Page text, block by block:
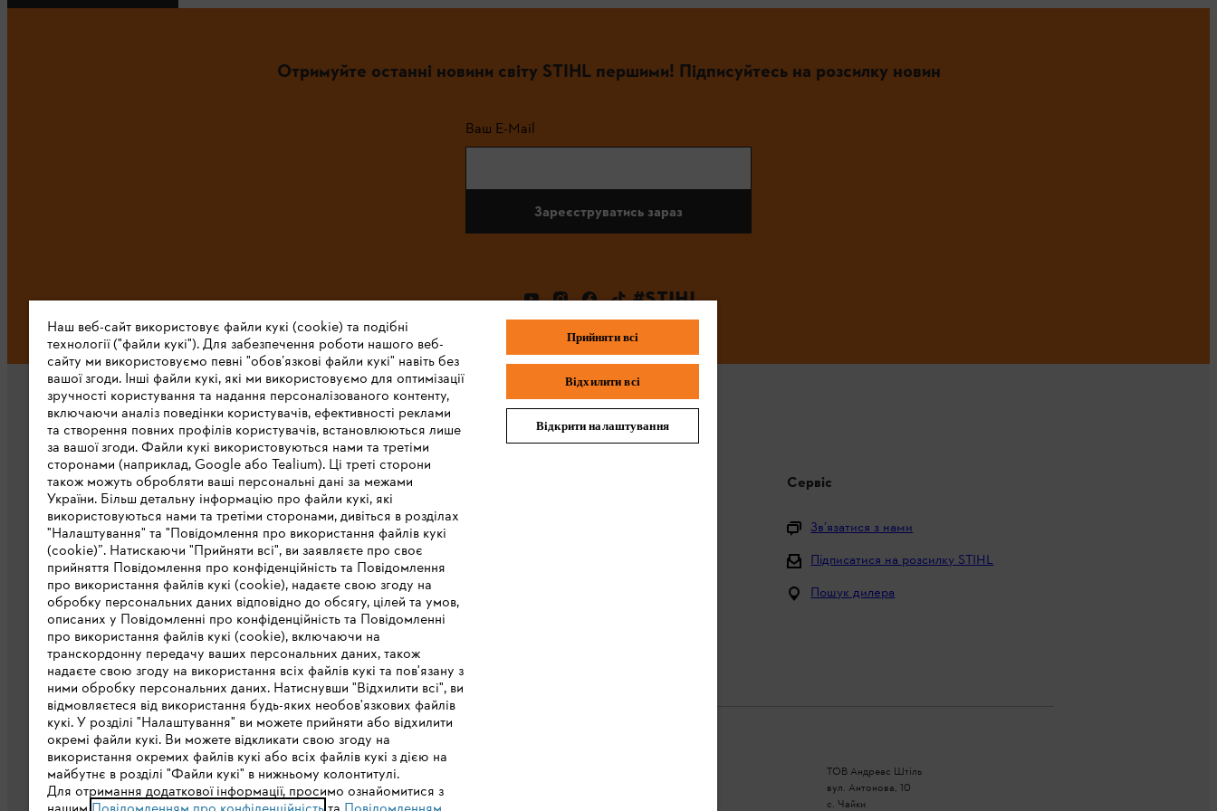
Отримуйте останні новини світу STIHL першими! Підписуйтесь на розсилку новин
Ваш E-Mail
Зареєструватись зараз
#STIHL
Про компанію STIHL
STIHL в світі
STIHL в Україні
Завантажити каталог
STIHL Integrity Line
Сервіс
Зв’язатися з нами
Підписатися на розсилку STIHL
Пошук дилера
Політика конфіденційності Вихідні дані Cookies
ТОВ Андреас Штіль
вул. Антонова, 10
с. Чайки
Наш веб-сайт використовує файли кукі (cookie) та подібні
технології ("файли кукі"). Для забезпечення роботи нашого веб-
сайту ми використовуємо певні "обов’язкові файли кукі" навіть без
вашої згоди. Інші файли кукі, які ми використовуємо для оптимізації
зручності користування та надання персоналізованого контенту,
включаючи аналіз поведінки користувачів, ефективності реклами
та створення повних профілів користувачів, встановлюються лише
за вашої згоди. Файли кукі використовуються нами та третіми
сторонами (наприклад, Google або Tealium). Ці треті сторони
також можуть обробляти ваші персональні дані за межами
України. Більш детальну інформацію про файли кукі, які
використовуються нами та третіми сторонами, дивіться в розділах
"Налаштування" та "Повідомлення про використання файлів кукі
(cookie)”. Натискаючи "Прийняти всі", ви заявляєте про своє
прийняття Повідомлення про конфіденційність та Повідомлення
про використання файлів кукі (cookie), надаєте свою згоду на
обробку персональних даних відповідно до обсягу, цілей та умов,
описаних у Повідомленні про конфіденційність та Повідомленні
про використання файлів кукі (cookie), включаючи на
транскордонну передачу ваших персональних даних, також
надаєте свою згоду на використання всіх файлів кукі та пов'язану з
ними обробку персональних даних. Натиснувши "Відхилити всі", ви
відмовляєтеся від використання будь-яких необов'язкових файлів
кукі. У розділі "Налаштування" ви можете прийняти або відхилити
окремі файли кукі. Ви можете відкликати свою згоду на
використання окремих файлів кукі або всіх файлів кукі з дією на
майбутнє в розділі "Файли кукі" в нижньому колонтитулі.
Для отримання додаткової інформації, просимо ознайомитися з
Прийняти всі
Відхилити всі
Відкрити налаштування